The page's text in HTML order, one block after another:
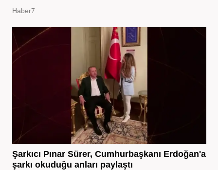
Haber7
Şarkıcı Pınar Sürer, Cumhurbaşkanı Erdoğan'a
şarkı okuduğu anları paylaştı